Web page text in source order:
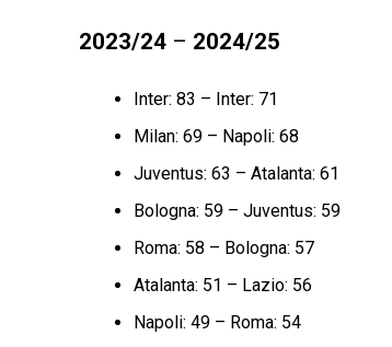
2023/24 – 2024/25
Inter: 83 – Inter: 71
Milan: 69 – Napoli: 68
Juventus: 63 – Atalanta: 61
Bologna: 59 – Juventus: 59
Roma: 58 – Bologna: 57
Atalanta: 51 – Lazio: 56
Napoli: 49 – Roma: 54